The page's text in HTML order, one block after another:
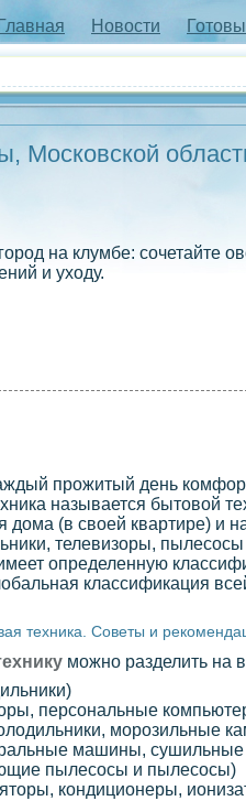
Главная Новости
Московской
на клумбе: сочетайте
и уходу.
прожитый день
называется бытовой
дома (в своей квартире) и
телевизоры,
определенную
классификация
техника. Советы и
можно разделить на
персональные
морозильные
машины,
пылесосы и пылесосы)
кондиционеры,